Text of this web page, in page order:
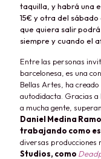
taquilla, y habrá una
15€ y otra del
que quiera salir
siempre y cuando el
Entre las personas
barcelonesa es una
Bellas Artes, ha
autodidacta. Gracias a
a mucha gente,
Daniel Medina
trabajando como
diversas producciones
Studios, como